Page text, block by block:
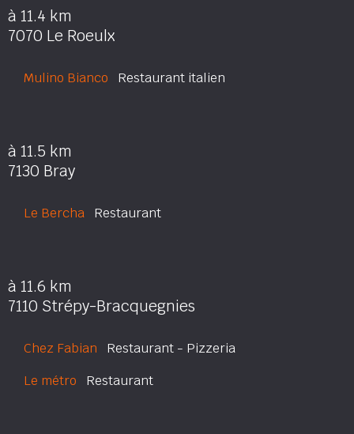
à 11.4 km
7070 Le Roeulx
Mulino Bianco Restaurant italien
à 11.5 km
7130 Bray
Le Bercha Restaurant
à 11.6 km
7110 Strépy-Bracquegnies
Chez Fabian Restaurant - Pizzeria
Le métro Restaurant